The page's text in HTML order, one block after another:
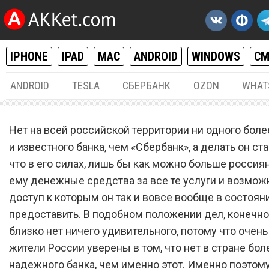
IPHONE IPAD MAC ANDROID WINDOWS
ANDROID TESLA СБЕРБАНК OZON
«Сбербанк» закрывается и
прекращает
Нет на всей российской территории ни одного
и известного банка, чем «Сбербанк», а делать он
что в его силах, лишь бы как можно больше
ему денежные средства за все те услуги и
доступ к которым он так и вовсе вообще в
предоставить. В подобном положении дел,
близко нет ничего удивительного, потому что
жители России уверены в том, что нет в стране
надежного банка, чем именно этот. Именно